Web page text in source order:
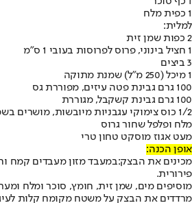
1 כפית מלח
למלית:
2 כפות שמן זית
1 חציל בינוני, פרוס לפרוסות בעובי 1 ס"מ
3 ביצים
1 מיכל (250 מ"ל) שמנת מתוקה
100 גרם גבינת פטה עיזים, מפוררת גס
100 גרם גבינת קשקבל, מגוררת
1/2 כוס צימוקי עגבניות מיובשות, מושרים בשמן זית, סחוטים וקצוצים גס
מלח ופלפל שחור גרוס
מעט אגוז מוסקט טחון טרי
אופן הכנה:
מכינים את הבצק:במעבד מזון מעבדים קמח
פירורית.
מוסיפים מים, שמן זית, חומץ, סוכר ומלח